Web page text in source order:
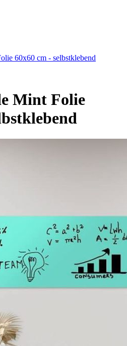
60x60 cm - selbstklebend
Mint Folie